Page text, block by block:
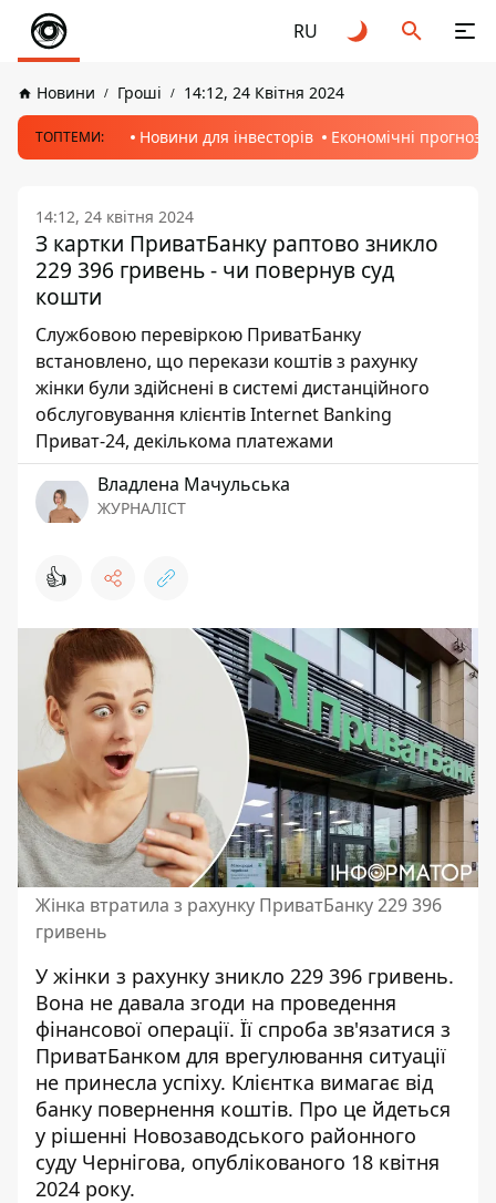
RU
Новини Гроші 14:12, 24 Квітня 2024
ТОПТЕМИ: Новини для інвесторів Економічні прогнози
14:12, 24 квітня 2024
З картки ПриватБанку раптово зникло
229 396 гривень - чи повернув суд
кошти
Службовою перевіркою ПриватБанку
встановлено, що перекази коштів з рахунку
жінки були здійснені в системі дистанційного
обслуговування клієнтів Internet Banking
Приват-24, декількома платежами
Владлена Мачульська
ЖУРНАЛІСТ
👍
Жінка втратила з рахунку ПриватБанку 229 396
гривень
У жінки з рахунку зникло 229 396 гривень.
Вона не давала згоди на проведення
фінансової операції. Її спроба зв'язатися з
ПриватБанком для врегулювання ситуації
не принесла успіху. Клієнтка вимагає від
банку повернення коштів. Про це йдеться
у рішенні Новозаводського районного
суду Чернігова, опублікованого 18 квітня
2024 року.